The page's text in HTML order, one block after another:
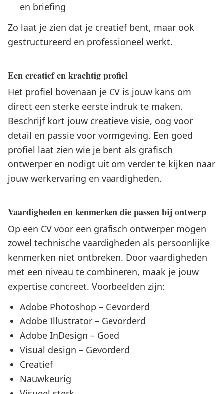
en briefing
Zo laat je zien dat je creatief bent, maar ook
gestructureerd en professioneel werkt.
Een creatief en krachtig profiel
Het profiel bovenaan je CV is jouw kans om
direct een sterke eerste indruk te maken.
Beschrijf kort jouw creatieve visie, oog voor
detail en passie voor vormgeving. Een goed
profiel laat zien wie je bent als grafisch
ontwerper en nodigt uit om verder te kijken naar
jouw werkervaring en vaardigheden.
Vaardigheden en kenmerken die passen bij ontwerp
Op een CV voor een grafisch ontwerper mogen
zowel technische vaardigheden als persoonlijke
kenmerken niet ontbreken. Door vaardigheden
met een niveau te combineren, maak je jouw
expertise concreet. Voorbeelden zijn:
Adobe Photoshop – Gevorderd
Adobe Illustrator – Gevorderd
Adobe InDesign – Goed
Visual design – Gevorderd
Creatief
Nauwkeurig